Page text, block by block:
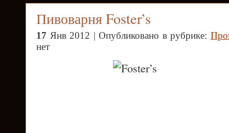
Пивоварня Foster’s
17 Янв 2012 | Опубликовано в рубрике:
нет